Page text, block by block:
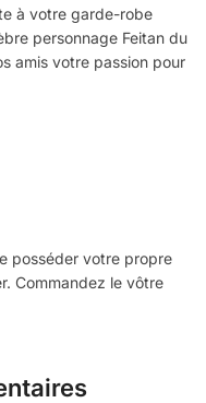
à votre garde-robe
personnage Feitan du
amis votre passion pour
posséder votre propre
Commandez le vôtre